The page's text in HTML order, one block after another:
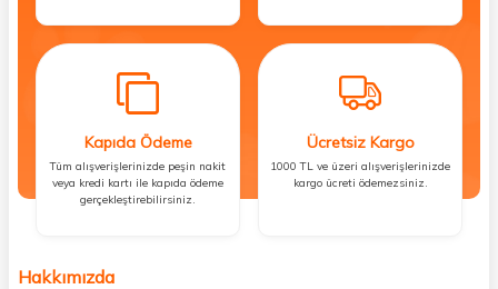
Kapıda Ödeme
Tüm alışverişlerinizde peşin nakit
veya kredi kartı ile kapıda ödeme
gerçekleştirebilirsiniz.
Ücretsiz Kargo
1000 TL ve üzeri alışverişlerinizde
kargo ücreti ödemezsiniz.
Hakkımızda